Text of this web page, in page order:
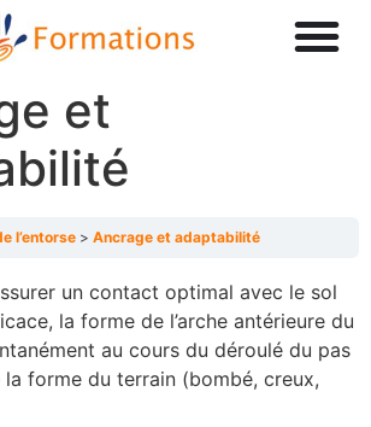
et
l’entorse Ancrage et adaptabilité
un contact optimal avec le sol
la forme de l’arche antérieure du
au cours du déroulé du pas
forme du terrain (bombé, creux,